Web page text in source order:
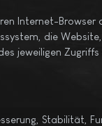
Internet-Browser
die
jeweiligen Zugriffs
Stabilität,